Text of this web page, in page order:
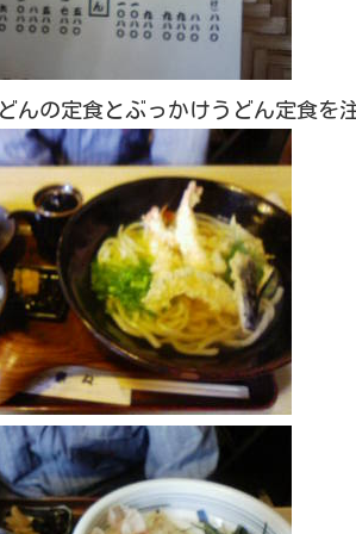
んの定食とぶっかけうどん定食を